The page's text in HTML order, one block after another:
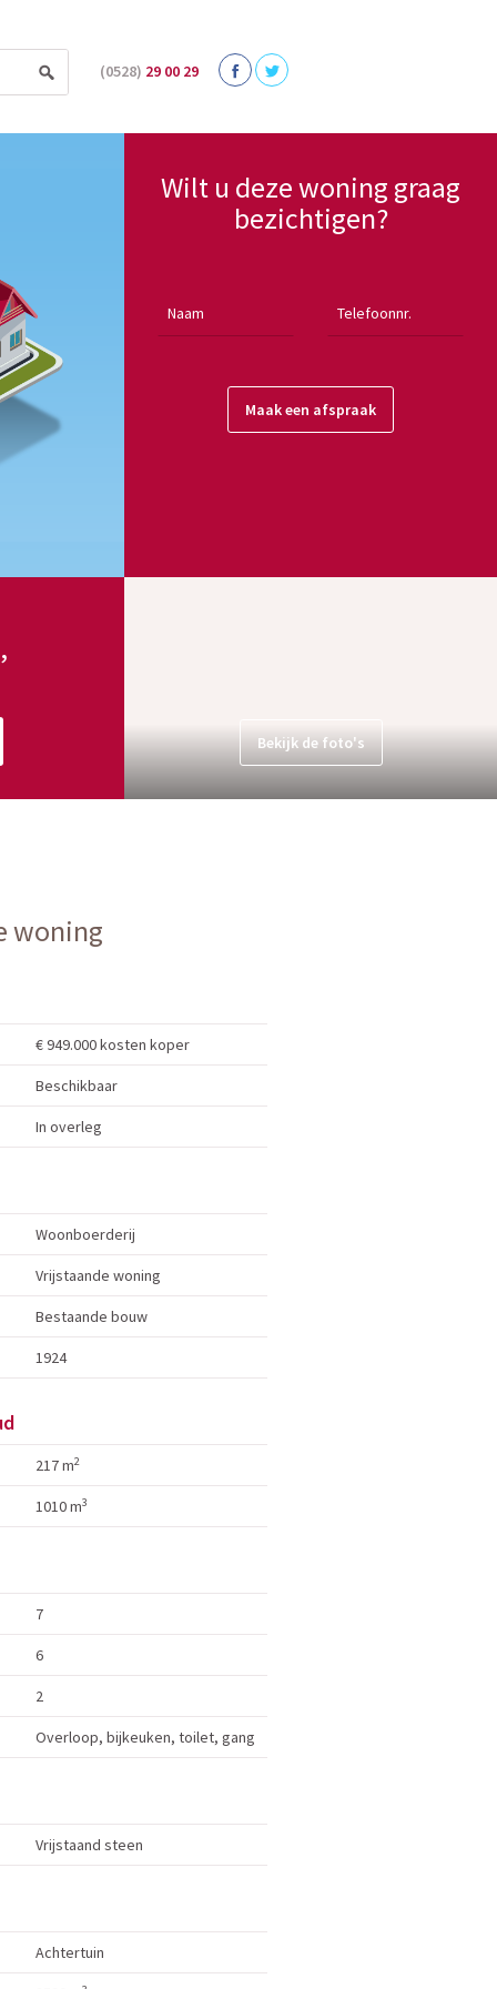
(0528) 29 00 29
Wilt u deze woning graag
bezichtigen?
Maak een afspraak
Bekijk de foto's
woning
€ 949.000 kosten koper
Beschikbaar
In overleg
Woonboerderij
Vrijstaande woning
Bestaande bouw
1924
217 m2
1010 m3
7
6
2
Overloop, bijkeuken, toilet, gang
Vrijstaand steen
Achtertuin